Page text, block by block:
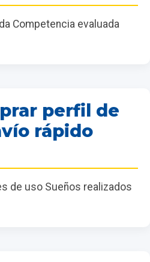
Competencia evaluada
perfil de
rápido
de uso Sueños realizados